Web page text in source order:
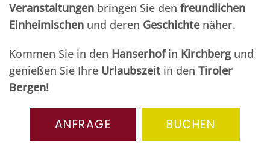
Veranstaltungen bringen Sie den freundlichen
Einheimischen und deren Geschichte näher.
Kommen Sie in den Hanserhofin Kirchbergund
genießen Sie Ihre Urlaubszeit in den Tiroler
Bergen!
ANFRAGE BUCHEN